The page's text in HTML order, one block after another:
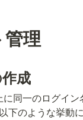
理
成
同一のログイ
下のような挙動に